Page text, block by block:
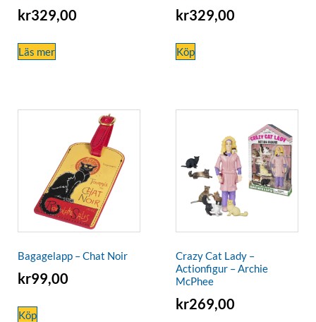
kr329,00
Läs mer
kr329,00
Köp
Bagagelapp – Chat Noir
kr99,00
Köp
Crazy Cat Lady –
Actionfigur – Archie
McPhee
kr269,00